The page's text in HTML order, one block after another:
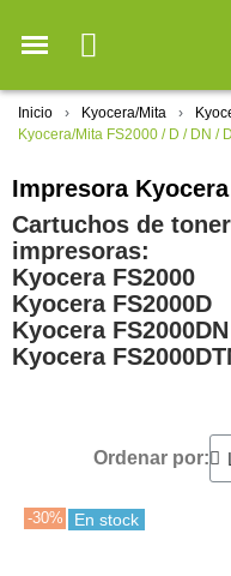
Inicio Kyocera/Mita
Kyocera/Mita FS2000 / D / DN /
Impresora Kyocera
Cartuchos de
impresoras:
Kyocera FS2000
Kyocera FS2000D
Kyocera FS2000DN
Kyocera
Ordenar por:
-30% En stock